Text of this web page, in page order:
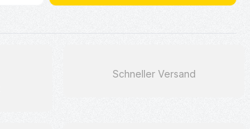
Schneller Versand